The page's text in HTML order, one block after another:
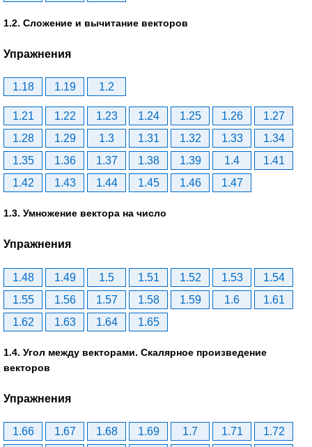
1.2. Сложение и вычитание векторов
Упражнения
1.18 1.19 1.2
1.21 1.22 1.23 1.24 1.25 1.26
1.27
1.28
1.29 1.3 1.31 1.32 1.33
1.34
1.35
1.36 1.37 1.38 1.39 1.4
1.41
1.42
1.43 1.44 1.45 1.46 1.47
1.3. Умножение вектора на число
Упражнения
1.48 1.49 1.5 1.51 1.52 1.53
1.54
1.55
1.56 1.57 1.58 1.59 1.6
1.61
1.62
1.63 1.64 1.65
1.4. Угол между векторами. Скалярное произведение
векторов
Упражнения
1.66 1.67 1.68 1.69 1.7 1.71
1.72